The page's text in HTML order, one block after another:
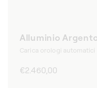
Alluminio
Carica orologi automatici
Prezzo
€2.460,00